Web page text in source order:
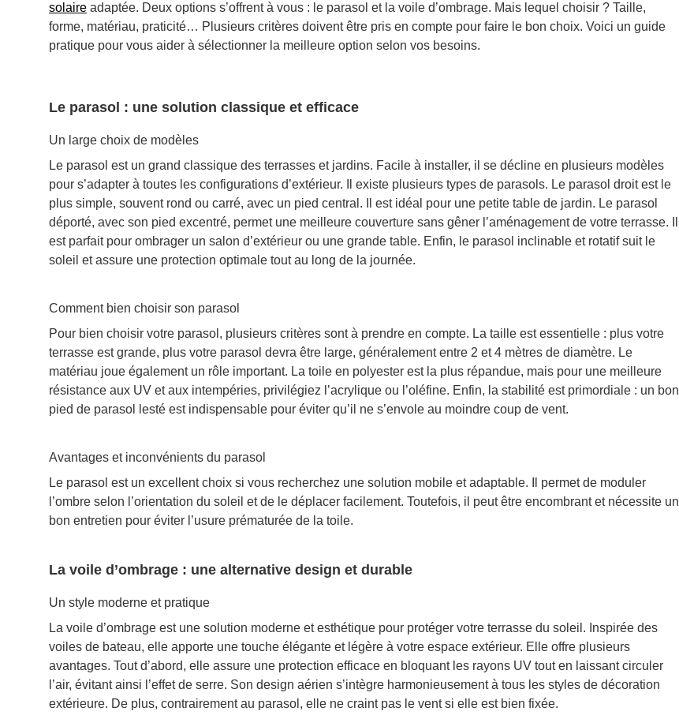
solaire adaptée. Deux options s’offrent à vous : le parasol et la voile d’ombrage. Mais lequel choisir ? Taille,
forme, matériau, praticité… Plusieurs critères doivent être pris en compte pour faire le bon choix. Voici un guide
pratique pour vous aider à sélectionner la meilleure option selon vos besoins.
Le parasol : une solution classique et efficace
Un large choix de modèles
Le parasol est un grand classique des terrasses et jardins. Facile à installer, il se décline en plusieurs modèles
pour s’adapter à toutes les configurations d’extérieur. Il existe plusieurs types de parasols. Le parasol droit est le
plus simple, souvent rond ou carré, avec un pied central. Il est idéal pour une petite table de jardin. Le parasol
déporté, avec son pied excentré, permet une meilleure couverture sans gêner l’aménagement de votre terrasse. Il
est parfait pour ombrager un salon d’extérieur ou une grande table. Enfin, le parasol inclinable et rotatif suit le
soleil et assure une protection optimale tout au long de la journée.
Comment bien choisir son parasol
Pour bien choisir votre parasol, plusieurs critères sont à prendre en compte. La taille est essentielle : plus votre
terrasse est grande, plus votre parasol devra être large, généralement entre 2 et 4 mètres de diamètre. Le
matériau joue également un rôle important. La toile en polyester est la plus répandue, mais pour une meilleure
résistance aux UV et aux intempéries, privilégiez l’acrylique ou l’oléfine. Enfin, la stabilité est primordiale : un bon
pied de parasol lesté est indispensable pour éviter qu’il ne s’envole au moindre coup de vent.
Avantages et inconvénients du parasol
Le parasol est un excellent choix si vous recherchez une solution mobile et adaptable. Il permet de moduler
l’ombre selon l’orientation du soleil et de le déplacer facilement. Toutefois, il peut être encombrant et nécessite un
bon entretien pour éviter l’usure prématurée de la toile.
La voile d’ombrage : une alternative design et durable
Un style moderne et pratique
La voile d’ombrage est une solution moderne et esthétique pour protéger votre terrasse du soleil. Inspirée des
voiles de bateau, elle apporte une touche élégante et légère à votre espace extérieur. Elle offre plusieurs
avantages. Tout d’abord, elle assure une protection efficace en bloquant les rayons UV tout en laissant circuler
l’air, évitant ainsi l’effet de serre. Son design aérien s’intègre harmonieusement à tous les styles de décoration
extérieure. De plus, contrairement au parasol, elle ne craint pas le vent si elle est bien fixée.